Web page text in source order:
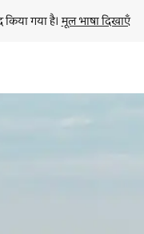
गया है। मूल भाषा दिखाएँ